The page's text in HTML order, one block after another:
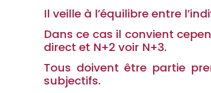
Il veille à l’équilibre entre
Dans ce cas il convient
direct et N+2 voir N+3.
Tous doivent être partie
subjectifs.